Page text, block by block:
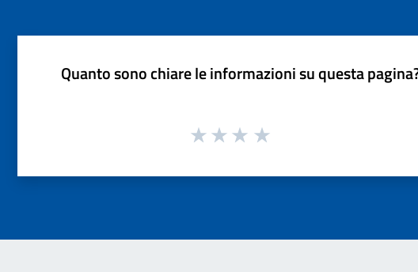
Quanto sono chiare le informazioni su questa